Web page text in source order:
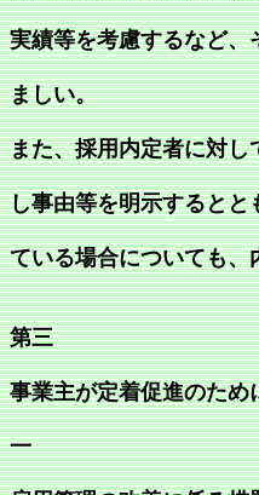
実績等を考慮するなど、
ましい。
また、採用内定者に対し
し事由等を明示するとと
ている場合についても、
第三
事業主が定着促進のため
一